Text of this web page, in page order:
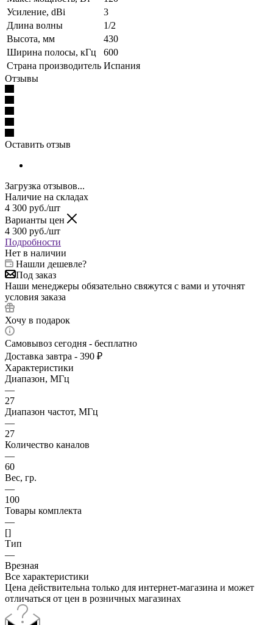
Усиление, dBi
3
Длина волны
1/2
Высота, мм
430
Ширина полосы, кГц
600
Страна производитель Испания
Отзывы
Оставить отзыв
Загрузка отзывов...
Наличие на складах
4 300 руб./шт
Варианты цен
4 300 руб./шт
Подробности
Нет в наличии
Нашли дешевле?
Под заказ
Наши менеджеры обязательно свяжутся с вами и уточнят
условия заказа
Хочу в подарок
Самовывоз сегодня - бесплатно
Доставка завтра - 390 ₽
Характеристики
Диапазон, МГц
—
27
Диапазон частот, МГц
—
27
Количество каналов
—
60
Вес, гр.
—
100
Товары комплекта
—
[]
Тип
—
Врезная
Все характеристики
Цена действительна только для интернет-магазина и может
отличаться от цен в розничных магазинах